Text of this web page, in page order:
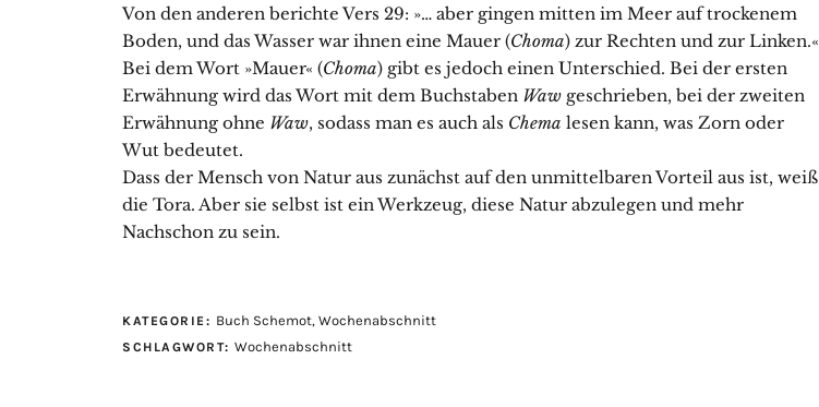
Von den anderen berichte Vers 29: »… aber gingen mitten im Meer auf trockenem
Boden, und das Wasser war ihnen eine Mauer (Choma) zur Rechten und zur Linken.«
Bei dem Wort »Mauer« (Choma) gibt es jedoch einen Unterschied. Bei der ersten
Erwähnung wird das Wort mit dem Buchstaben Waw geschrieben, bei der zweiten
Erwähnung ohne Waw, sodass man es auch als Chema lesen kann, was Zorn oder
Wut bedeutet.
Dass der Mensch von Natur aus zunächst auf den unmittelbaren Vorteil aus ist, weiß
die Tora. Aber sie selbst ist ein Werkzeug, diese Natur abzulegen und mehr
Nachschon zu sein.
KATEGORIE: Buch Schemot, Wochenabschnitt
SCHLAGWORT: Wochenabschnitt